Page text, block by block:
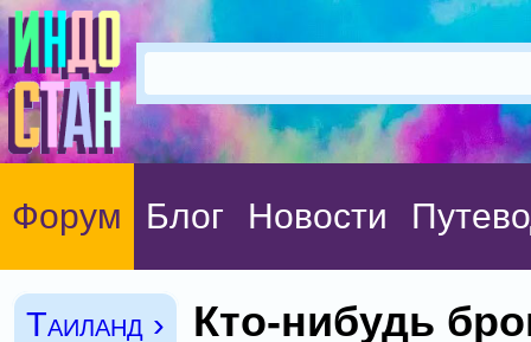
Форум Блог Новости
Таиланд ›
Кто-нибудь